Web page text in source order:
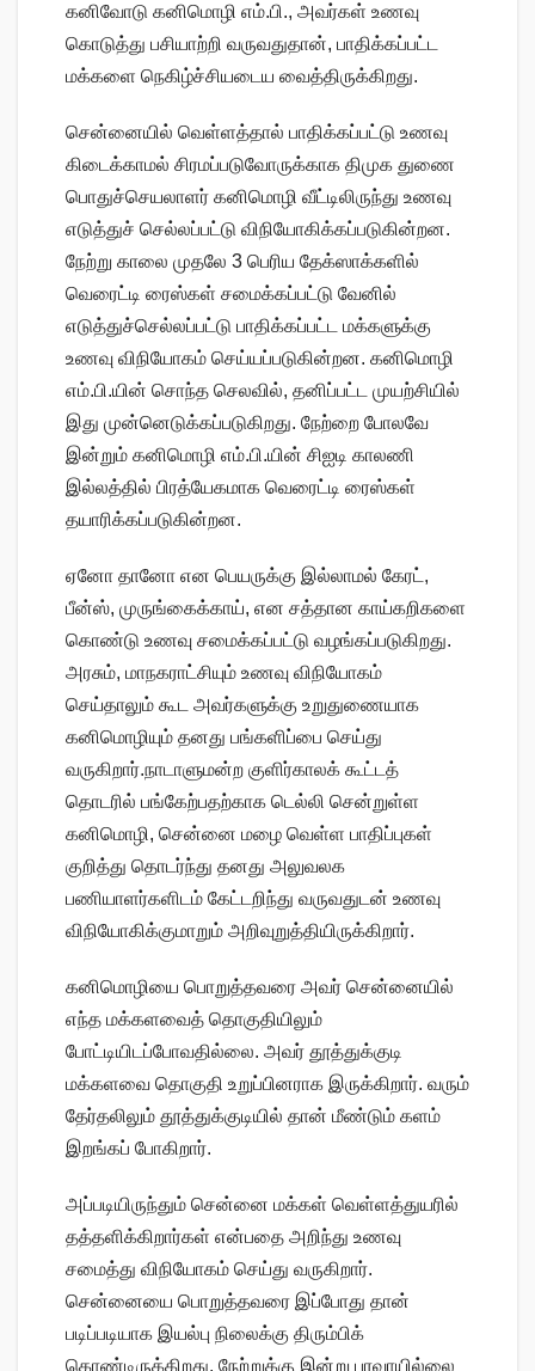
கனிவோடு கனிமொழி எம்.பி., அவர்கள் உணவு
கொடுத்து பசியாற்றி வருவதுதான், பாதிக்கப்பட்ட
மக்களை நெகிழ்ச்சியடைய வைத்திருக்கிறது.
சென்னையில் வெள்ளத்தால் பாதிக்கப்பட்டு உணவு
கிடைக்காமல் சிரமப்படுவோருக்காக திமுக துணை
பொதுச்செயலாளர் கனிமொழி வீட்டிலிருந்து உணவு
எடுத்துச் செல்லப்பட்டு விநியோகிக்கப்படுகின்றன.
நேற்று காலை முதலே 3 பெரிய தேக்ஸாக்களில்
வெரைட்டி ரைஸ்கள் சமைக்கப்பட்டு வேனில்
எடுத்துச்செல்லப்பட்டு பாதிக்கப்பட்ட மக்களுக்கு
உணவு விநியோகம் செய்யப்படுகின்றன. கனிமொழி
எம்.பி.யின் சொந்த செலவில், தனிப்பட்ட முயற்சியில்
இது முன்னெடுக்கப்படுகிறது. நேற்றை போலவே
இன்றும் கனிமொழி எம்.பி.யின் சிஐடி காலணி
இல்லத்தில் பிரத்யேகமாக வெரைட்டி ரைஸ்கள்
தயாரிக்கப்படுகின்றன.
ஏனோ தானோ என பெயருக்கு இல்லாமல் கேரட்,
பீன்ஸ், முருங்கைக்காய், என சத்தான காய்கறிகளை
கொண்டு உணவு சமைக்கப்பட்டு வழங்கப்படுகிறது.
அரசும், மாநகராட்சியும் உணவு விநியோகம்
செய்தாலும் கூட அவர்களுக்கு உறுதுணையாக
கனிமொழியும் தனது பங்களிப்பை செய்து
வருகிறார்.நாடாளுமன்ற குளிர்காலக் கூட்டத்
தொடரில் பங்கேற்பதற்காக டெல்லி சென்றுள்ள
கனிமொழி, சென்னை மழை வெள்ள பாதிப்புகள்
குறித்து தொடர்ந்து தனது அலுவலக
பணியாளர்களிடம் கேட்டறிந்து வருவதுடன் உணவு
விநியோகிக்குமாறும் அறிவுறுத்தியிருக்கிறார்.
கனிமொழியை பொறுத்தவரை அவர் சென்னையில்
எந்த மக்களவைத் தொகுதியிலும்
போட்டியிடப்போவதில்லை. அவர் தூத்துக்குடி
மக்களவை தொகுதி உறுப்பினராக இருக்கிறார். வரும்
தேர்தலிலும் தூத்துக்குடியில் தான் மீண்டும் களம்
இறங்கப் போகிறார்.
அப்படியிருந்தும் சென்னை மக்கள் வெள்ளத்துயரில்
தத்தளிக்கிறார்கள் என்பதை அறிந்து உணவு
சமைத்து விநியோகம் செய்து வருகிறார்.
சென்னையை பொறுத்தவரை இப்போது தான்
படிப்படியாக இயல்பு நிலைக்கு திரும்பிக்
கொண்டிருக்கிறது. நேற்றுக்கு இன்று பரவாயில்லை